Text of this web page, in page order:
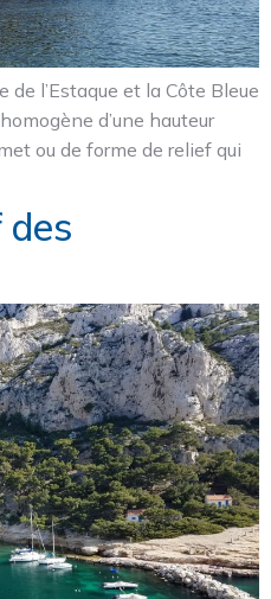
l’Estaque et la Côte Bleue
d’une hauteur
ou de forme de relief qui
des